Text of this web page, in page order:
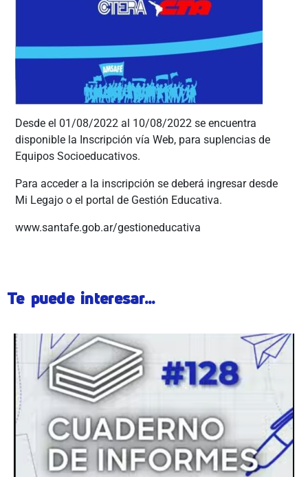
Desde el 01/08/2022 al 10/08/2022 se encuentra
disponible la Inscripción vía Web, para suplencias de
Equipos Socioeducativos.
Para acceder a la inscripción se deberá ingresar desde
Mi Legajo o el portal de Gestión Educativa.
www.santafe.gob.ar/gestioneducativa
Te puede interesar...